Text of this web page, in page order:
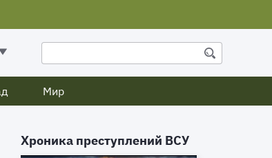
Мир
Хроника преступлений ВСУ